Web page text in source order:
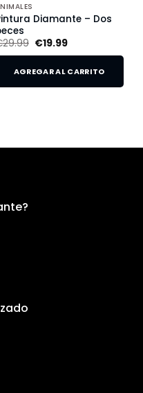
Diamante – Dos
29.99 €19.99
AGREGAR AL CARRITO